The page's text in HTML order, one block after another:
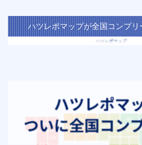
ハツレポマップが全国コンプリ